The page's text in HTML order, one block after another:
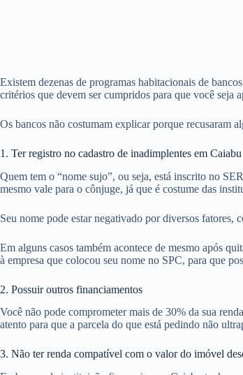
Existem dezenas de programas habitacionais de
critérios que devem ser cumpridos para que você seja
Os bancos não costumam explicar porque recusaram
1. Ter registro no cadastro de inadimplentes em Caiabu
Quem tem o “nome sujo”, ou seja, está inscrito no
mesmo vale para o cônjuge, já que é costume das
Seu nome pode estar negativado por diversos
Em alguns casos também acontece de mesmo após
à empresa que colocou seu nome no SPC, para que
2. Possuir outros financiamentos
Você não pode comprometer mais de 30% da sua
atento para que a parcela do que está pedindo não
3. Não ter renda compatível com o valor do imóvel